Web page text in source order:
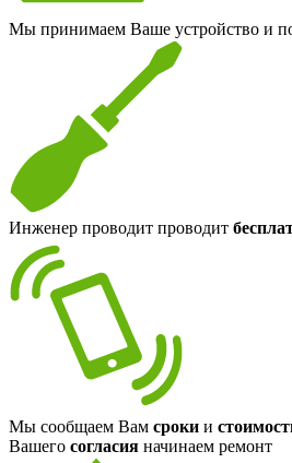
Мы принимаем Ваше устройство и
Инженер проводит проводит
Мы сообщаем Вам сроки и
Вашего согласия начинаем ремонт